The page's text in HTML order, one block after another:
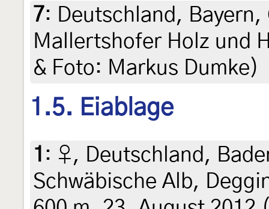
7: Deutschland,
Mallertshofer Holz und
& Foto: Markus Dumke)
1.5. Eiablage
1 : ♀, Deutschland,
Schwäbische Alb,